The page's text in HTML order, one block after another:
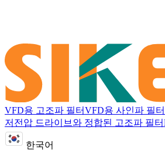
VFD용 고조파 필터VFD용 사인파 필터
저전압 드라이브와 정합된 고조파 필터
한국어